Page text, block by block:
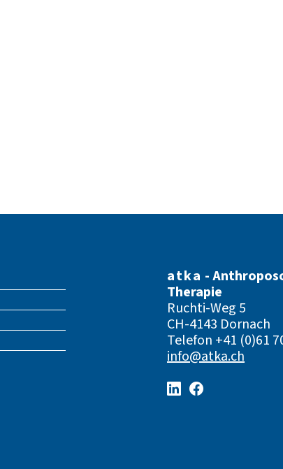
atka -
Therapie
Ruchti-Weg 5
CH-4143 Dornach
Telefon +41 (0)61
info@atka.ch